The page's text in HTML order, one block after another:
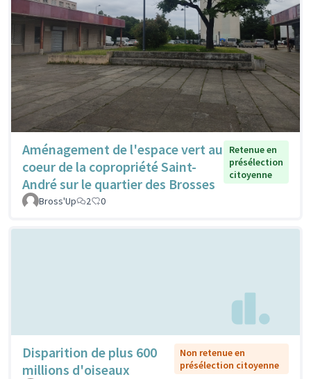
Aménagement de l'espace vert au
coeur de la copropriété Saint-
André sur le quartier des Brosses
Retenue en
présélection
citoyenne
Bross'Up 2 0
Disparition de plus 600
millions d'oiseaux
Non retenue en
présélection citoyenne